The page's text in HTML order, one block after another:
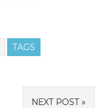
TAGS
NEXT POST